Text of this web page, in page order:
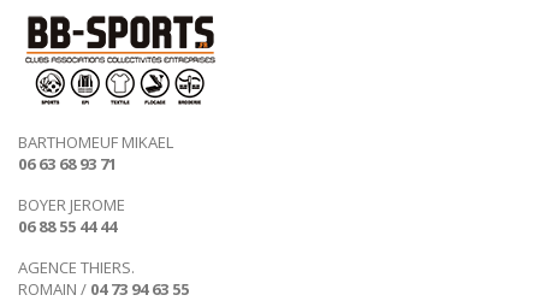
BARTHOMEUF MIKAEL
06 63 68 93 71
BOYER JEROME
06 88 55 44 44
AGENCE THIERS.
ROMAIN / 04 73 94 63 55